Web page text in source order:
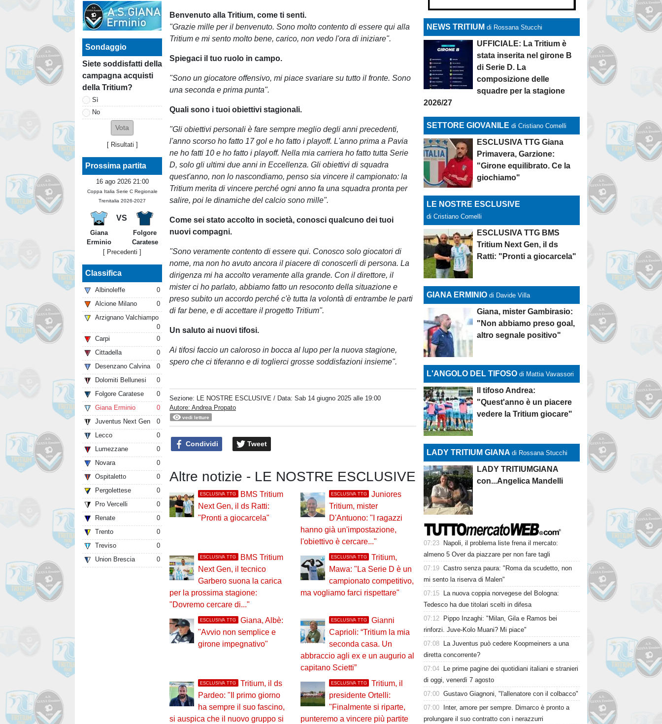
Sondaggio
Siete soddisfatti della
campagna acquisti
della Tritium?
Sì
No
[ Risultati ]
Prossima partita
16 ago 2026 21:00
Coppa Italia Serie C Regionale
Trenitalia 2026-2027
VS
Giana
Erminio
Folgore
Caratese
[ Precedenti ]
Classifica
Albinoleffe
0
Alcione Milano
0
Arzignano Valchiampo
0
Carpi
0
Cittadella
0
Desenzano Calvina
0
Dolomiti Bellunesi
0
Folgore Caratese
0
Giana Erminio
0
Juventus Next Gen
0
Lecco
0
Lumezzane
0
Novara
0
Ospitaletto
0
Pergolettese
0
Pro Vercelli
0
Renate
0
Trento
0
Treviso
0
Union Brescia
0
Benvenuto alla Tritium, come ti senti.
"Grazie mille per il benvenuto. Sono molto contento di essere qui alla
Tritium e mi sento molto bene, carico, non vedo l'ora di iniziare".
Spiegaci il tuo ruolo in campo.
"Sono un giocatore offensivo, mi piace svariare su tutto il fronte. Sono
una seconda e prima punta".
Quali sono i tuoi obiettivi stagionali.
"Gli obiettivi personali è fare sempre meglio degli anni precedenti,
l'anno scorso ho fatto 17 gol e ho fatto i playoff. L'anno prima a Pavia
ne ho fatti 10 e ho fatto i playoff. Nella mia carriera ho fatto tutta Serie
D, solo gli ultimi due anni in Eccellenza. Gli obiettivi di squadra
quest'anno, non lo nascondiamo, penso sia vincere il campionato: la
Tritium merita di vincere perché ogni anno fa una squadra pronta per
salire, poi le dinamiche del calcio sono mille".
Come sei stato accolto in società, conosci qualcuno dei tuoi
nuovi compagni.
"Sono veramente contento di essere qui. Conosco solo giocatori di
nome, ma non ho avuto ancora il piacere di conoscerli di persona. La
dirigenza mi ha accolto veramente alla grande. Con il direttore, il
mister ci ho parlato, abbiamo fatto un resoconto della situazione e
preso subito un accordo perché c'è tutta la volontà di entrambe le parti
di far bene, e di accettare il progetto Tritium".
Un saluto ai nuovi tifosi.
Ai tifosi faccio un caloroso in bocca al lupo per la nuova stagione,
spero che ci tiferanno e di toglierci grosse soddisfazioni insieme".
Sezione: LE NOSTRE ESCLUSIVE / Data:Sab 14 giugno 2025 alle 19:00
Autore: Andrea Propato
vedi letture
Condividi Tweet
Altre notizie - LE NOSTRE ESCLUSIVE
ESCLUSIVA TTG
BMS Tritium
Next Gen, il ds Ratti:
"Pronti a giocarcela"
ESCLUSIVA TTG
Juniores
Tritium, mister
D'Antuono: "I ragazzi
hanno già un'impostazione,
l'obiettivo è cercare..."
ESCLUSIVA TTG
BMS Tritium
Next Gen, il tecnico
Garbero suona la carica
per la prossima stagione:
"Dovremo cercare di..."
ESCLUSIVA TTG
Tritium,
Mawa: "La Serie D è un
campionato competitivo,
ma vogliamo farci rispettare"
ESCLUSIVA TTG
Giana, Albè:
"Avvio non semplice e
girone impegnativo"
ESCLUSIVA TTG
Gianni
Caprioli: “Tritium la mia
seconda casa. Un
abbraccio agli ex e un augurio al
capitano Scietti”
ESCLUSIVA TTG
Tritium, il ds
Pardeo: "Il primo giorno
ha sempre il suo fascino,
si auspica che il nuovo gruppo si
ESCLUSIVA TTG
Tritium, il
presidente Ortelli:
"Finalmente si riparte,
punteremo a vincere più partite
NEWS TRITIUM di Rossana Stucchi
UFFICIALE: La Tritium è
stata inserita nel girone B
di Serie D. La
composizione delle
squadre per la stagione
2026/27
SETTORE GIOVANILE di Cristiano Comelli
ESCLUSIVA TTG Giana
Primavera, Garzione:
"Girone equilibrato. Ce la
giochiamo"
LE NOSTRE ESCLUSIVE
di Cristiano Comelli
ESCLUSIVA TTG BMS
Tritium Next Gen, il ds
Ratti: "Pronti a giocarcela"
GIANA ERMINIO di Davide Villa
Giana, mister Gambirasio:
"Non abbiamo preso goal,
altro segnale positivo"
L'ANGOLO DEL TIFOSO di Mattia Vavassori
Il tifoso Andrea:
"Quest'anno è un piacere
vedere la Tritium giocare"
LADY TRITIUM GIANA di Rossana Stucchi
LADY TRITIUMGIANA
con...Angelica Mandelli
07:23
Napoli, il problema liste frena il mercato:
almeno 5 Over da piazzare per non fare tagli
07:19 Castro senza paura: "Roma da scudetto, non
mi sento la riserva di Malen"
07:15
La nuova coppia norvegese del Bologna:
Tedesco ha due titolari scelti in difesa
07:12
Pippo Inzaghi: "Milan, Gila e Ramos bei
rinforzi. Juve-Kolo Muani? Mi piace"
07:08
La Juventus può cedere Koopmeiners a una
diretta concorrente?
07:04
Le prime pagine dei quotidiani italiani e stranieri
di oggi, venerdì 7 agosto
07:00 Gustavo Giagnoni, "l'allenatore con il colbacco"
07:00
Inter, amore per sempre. Dimarco è pronto a
prolungare il suo contratto con i nerazzurri